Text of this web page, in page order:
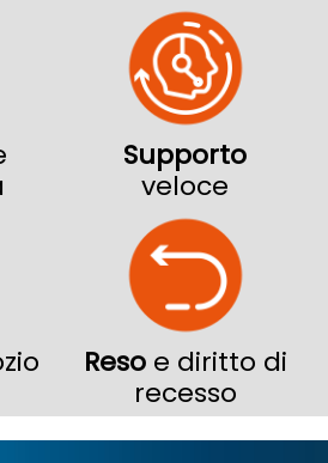
Supporto
veloce
Resoe diritto di
recesso